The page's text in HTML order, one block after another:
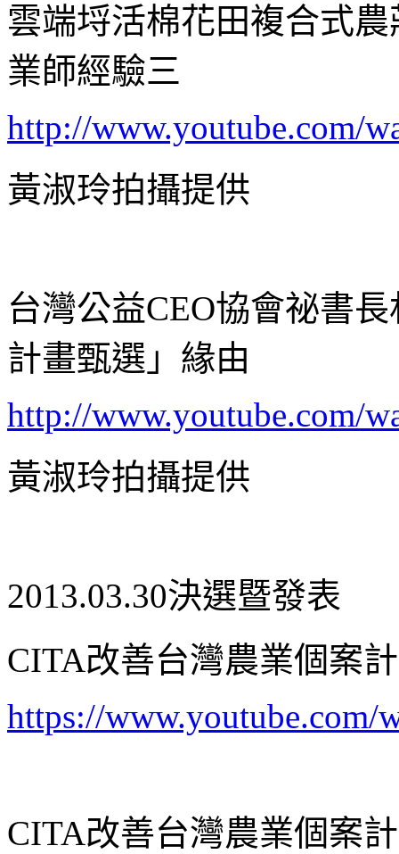
雲端埒活棉花田複合式
業師經驗三
http://www.youtube.com/
黃淑玲拍攝提供
台灣公益CEO協會祕書
計畫甄選」緣由
http://www.youtube.com/
黃淑玲拍攝提供
2013.03.30決選暨發表
CITA改善台灣農業個案
https://www.youtube.com/
CITA改善台灣農業個案